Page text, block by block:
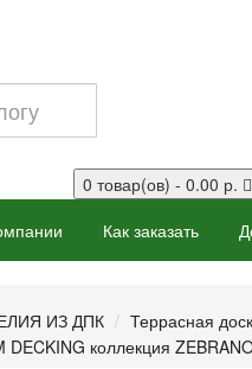
0 товар(ов) - 0.00 р.
Как заказать
ИЗ ДПК Террасная
коллекция